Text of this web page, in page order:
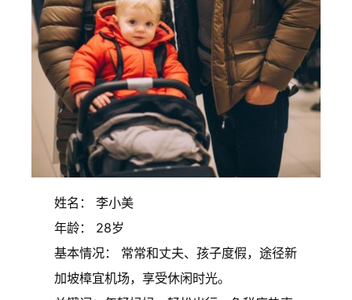
姓名： 李小美
年龄： 28岁
基本情况： 常常和丈夫、孩子度假，途径新
加坡樟宜机场，享受休闲时光。